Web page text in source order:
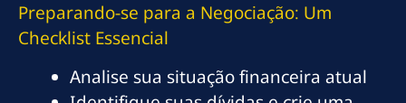
Preparando-se para a Negociação: Um
Checklist Essencial
Analise sua situação financeira atual